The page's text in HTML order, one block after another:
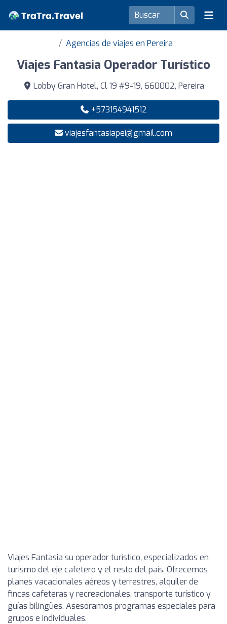
Agencias de viajes en Pereira
Viajes Fantasia Operador Turístico
Lobby Gran Hotel, Cl 19 #9-19, 660002, Pereira
+573154941512
viajesfantasiapei@gmail.com
Viajes Fantasia su operador turístico, especializados en
turismo del eje cafetero y el resto del país. Ofrecemos
planes vacacionales aéreos y terrestres, alquiler de
fincas cafeteras y recreacionales, transporte turístico y
guías bilingües. Asesoramos programas especiales para
grupos e individuales.